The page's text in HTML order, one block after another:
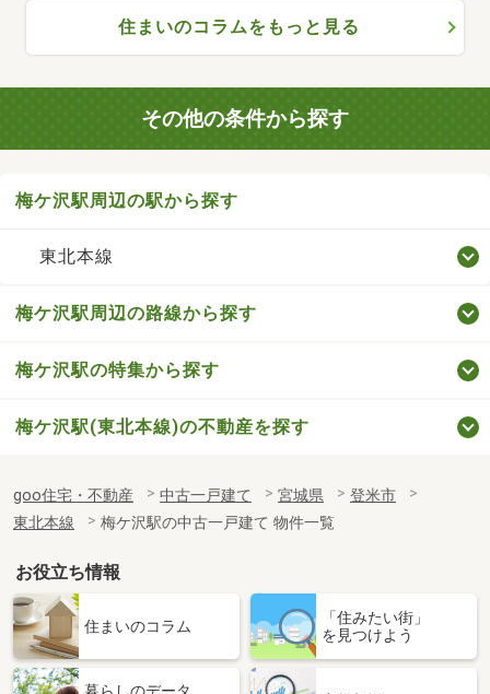
住まいのコラムをもっと見る
その他の条件から探す
梅ケ沢駅周辺の駅から探す
東北本線
梅ケ沢駅周辺の路線から探す
梅ケ沢駅の特集から探す
梅ケ沢駅(東北本線)の不動産を探す
goo住宅・不動産 中古一戸建て 宮城県
登米市
東北本線
梅ケ沢駅の中古一戸建て 物件一覧
お役立ち情報
住まいのコラム
「住みたい街」
を見つけよう